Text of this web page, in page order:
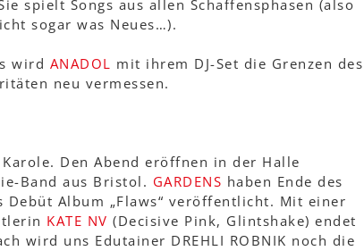
spielt Songs aus allen Schaffensphasen (also
sogar was Neues…).
wird ANADOL mit ihrem DJ-Set die Grenzen des
neu vermessen.
Den Abend eröffnen in der Halle
Band aus Bristol. GARDENS haben Ende des
Album „Flaws“ veröffentlicht. Mit einer
KATE NV (Decisive Pink, Glintshake) endet
wird uns Edutainer DREHLI ROBNIK noch die